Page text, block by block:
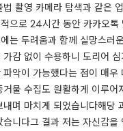
촬영 카메라 탐색과 같은
으로 24시간 동안 카카오톡
는 두려움과 함께 실망스러
감 없이 수용하니 도리어
악이 가능했다는 점이 매우
물 수집도 원활하게 이루어
며 마치게 되었습니다해당
니다그 결과 저는 자신감을